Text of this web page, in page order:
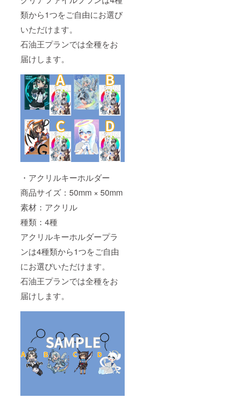
類から1つをご自由にお選び
いただけます。
石油王プランでは全種をお
届けします。
・アクリルキーホルダー
商品サイズ：50mm × 50mm
素材：アクリル
種類：4種
アクリルキーホルダープラ
ンは4種類から1つをご自由
にお選びいただけます。
石油王プランでは全種をお
届けします。